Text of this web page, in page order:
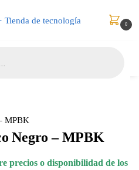
0
MPBK
Negro – MPBK
precios o disponibilidad de los